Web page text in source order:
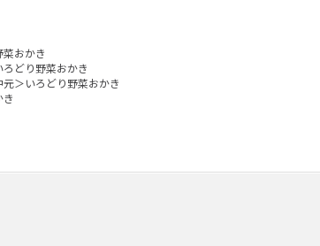
おかき
どり野菜おかき
元＞いろどり野菜おかき